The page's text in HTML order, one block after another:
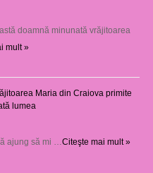
doamnă minunată vrăjitoarea
mult »
Maria din Craiova primite
lumea
ajung să mi … Citeşte mai mult »